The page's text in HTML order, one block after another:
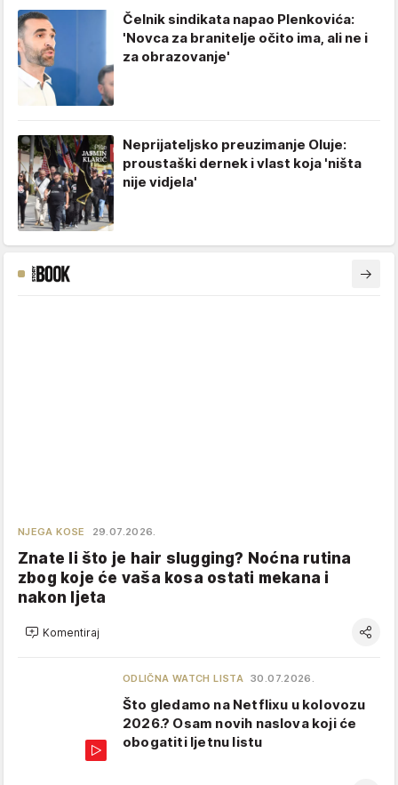
Čelnik sindikata napao Plenkovića:
'Novca za branitelje očito ima, ali ne i
za obrazovanje'
Neprijateljsko preuzimanje Oluje:
proustaški dernek i vlast koja 'ništa
nije vidjela'
NJEGA KOSE 29.07.2026.
Znate li što je hair slugging? Noćna rutina
zbog koje će vaša kosa ostati mekana i
nakon ljeta
Komentiraj
ODLIČNA WATCH LISTA 30.07.2026.
Što gledamo na Netflixu u kolovozu
2026.? Osam novih naslova koji će
obogatiti ljetnu listu